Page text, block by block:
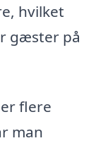
hvilket
gæster på
flere
man